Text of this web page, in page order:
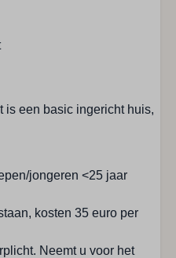
is een basic ingericht huis,
jongeren <25 jaar
kosten 35 euro per
Neemt u voor het